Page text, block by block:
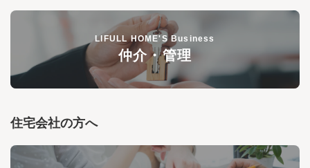
LIFULL HOME'S Business
仲介・管理
住宅会社の方へ